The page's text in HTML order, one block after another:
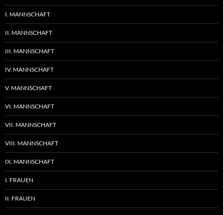
I. MANNSCHAFT
II. MANNSCHAFT
III. MANNSCHAFT
IV. MANNSCHAFT
V. MANNSCHAFT
VI. MANNSCHAFT
VII. MANNSCHAFT
VIII. MANNSCHAFT
IX. MANNSCHAFT
I. FRAUEN
II. FRAUEN